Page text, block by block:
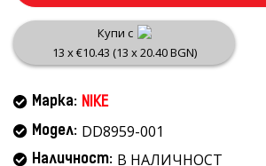
Купи с
13 x €10.43 (13 x 20.40 BGN)
Марка: NIKE
Модел: DD8959-001
Наличност: В НАЛИЧНОСТ